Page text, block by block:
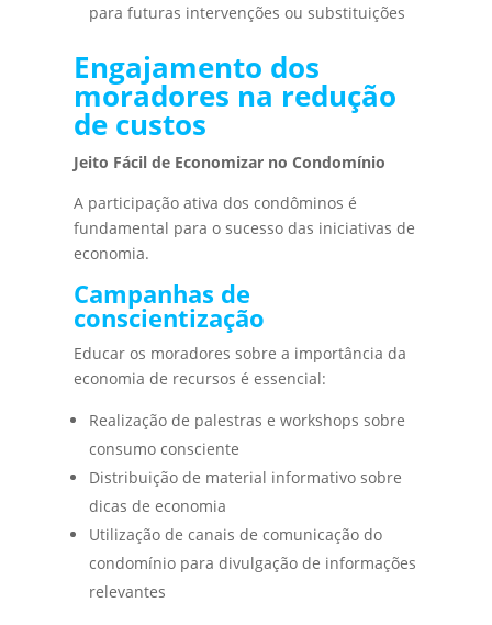
para futuras intervenções ou substituições
Engajamento dos
moradores na redução
de custos
Jeito Fácil de Economizar no Condomínio
A participação ativa dos condôminos é
fundamental para o sucesso das iniciativas de
economia.
Campanhas de
conscientização
Educar os moradores sobre a importância da
economia de recursos é essencial:
Realização de palestras e workshops sobre
consumo consciente
Distribuição de material informativo sobre
dicas de economia
Utilização de canais de comunicação do
condomínio para divulgação de informações
relevantes